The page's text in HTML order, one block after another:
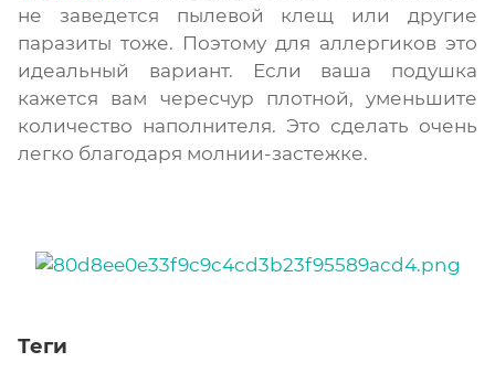
не заведется пылевой клещ или другие
паразиты тоже. Поэтому для аллергиков это
идеальный вариант. Если ваша подушка
кажется вам чересчур плотной, уменьшите
количество наполнителя. Это сделать очень
легко благодаря молнии-застежке.
Теги